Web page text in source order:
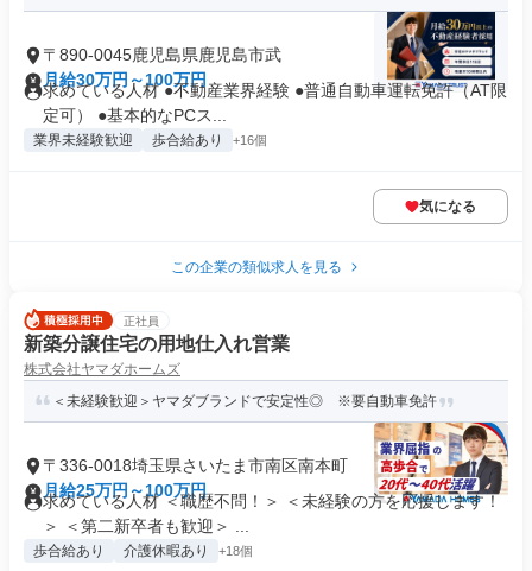
〒890-0045鹿児島県鹿児島市武
月給30万円～100万円
求めている人材 ●不動産業界経験 ●普通自動車運転免許（AT限
定可） ●基本的なPCス...
業界未経験歓迎 歩合給あり +16個
気になる
この企業の類似求人を見る
正社員
新築分譲住宅の用地仕入れ営業
株式会社ヤマダホームズ
＜未経験歓迎＞ヤマダブランドで安定性◎ ※要自動車免許
〒336-0018埼玉県さいたま市南区南本町
月給25万円～100万円
求めている人材 ＜職歴不問！＞ ＜未経験の方を応援します！
＞ ＜第二新卒者も歓迎＞ ...
歩合給あり 介護休暇あり +18個